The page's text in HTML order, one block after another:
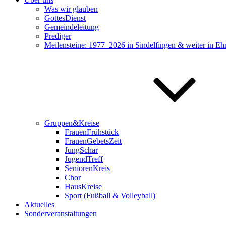
Was wir glauben
GottesDienst
Gemeindeleitung
Prediger
Meilensteine: 1977–2026 in Sindelfingen & weiter in
Gruppen&Kreise
FrauenFrühstück
FrauenGebetsZeit
JungSchar
JugendTreff
SeniorenKreis
Chor
HausKreise
Sport (Fußball & Volleyball)
Aktuelles
Sonderveranstaltungen